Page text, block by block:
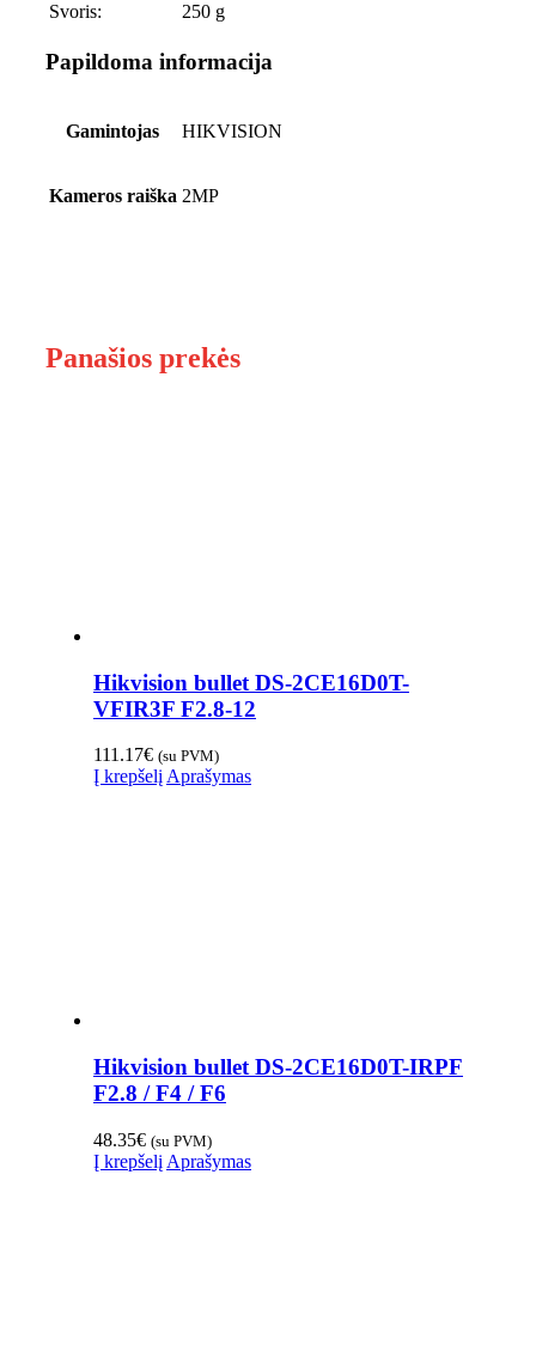
Svoris:
250 g
Papildoma informacija
Gamintojas HIKVISION
Kameros raiška 2MP
Panašios prekės
Hikvision bullet DS-2CE16D0T-
VFIR3F F2.8-12
111.17€ (su PVM)
Į krepšelį Aprašymas
Hikvision bullet DS-2CE16D0T-IRPF
F2.8 / F4 / F6
48.35€ (su PVM)
Į krepšelį Aprašymas